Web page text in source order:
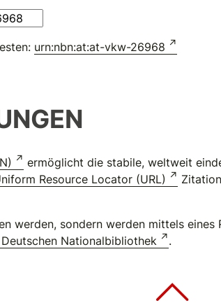
urn:nbn:at:at-vkw-26968
ermöglicht die stabile, weltweit
Resource Locator (URL)
werden, sondern werden mittels
Nationalbibliothek .